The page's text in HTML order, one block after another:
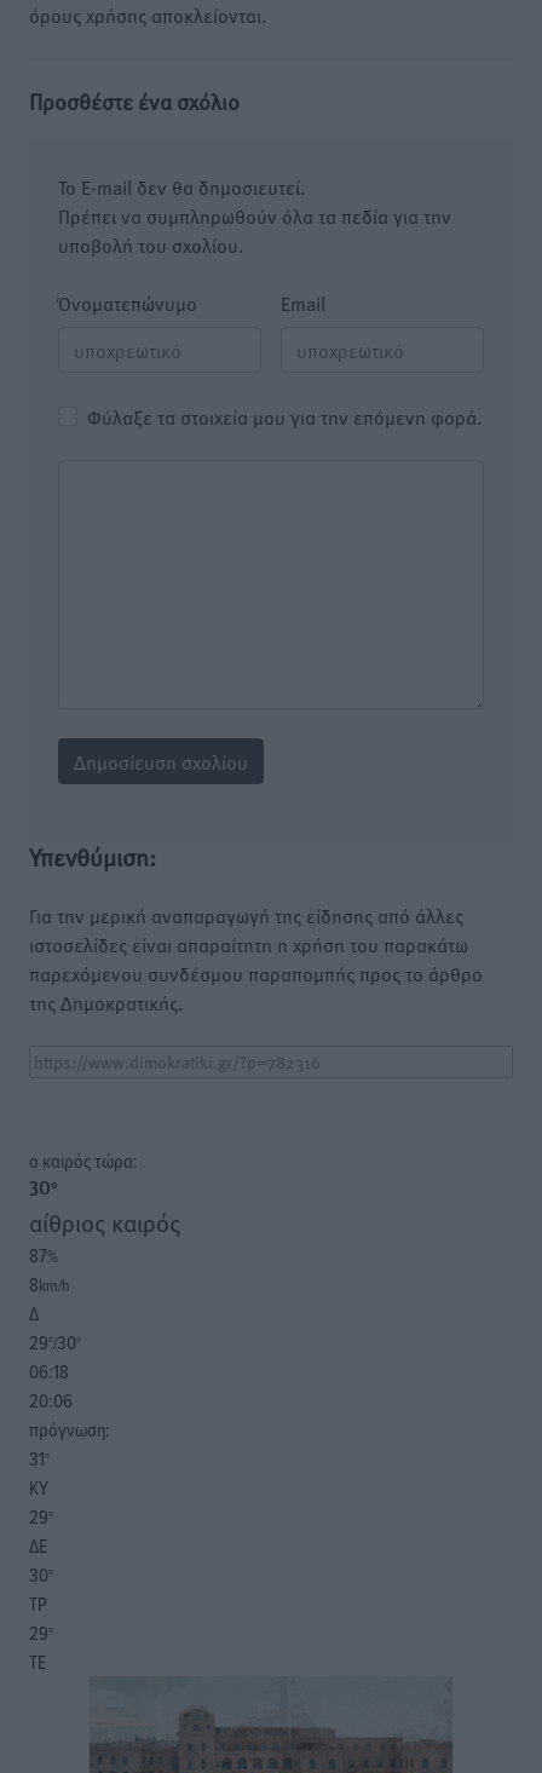
όρους χρήσης αποκλείονται.
Προσθέστε ένα σχόλιο
Το E-mail δεν θα δημοσιευτεί.
Πρέπει να συμπληρωθούν όλα τα πεδία για την
υποβολή του σχολίου.
Όνοματεπώνυμο Email
Φύλαξε τα στοιχεία μου για την επόμενη φορά.
Υπενθύμιση:
Για την μερική αναπαραγωγή της είδησης από άλλες
ιστοσελίδες είναι απαραίτητη η χρήση του παρακάτω
παρεχόμενου συνδέσμου παραπομπής προς το άρθρο
της Δημοκρατικής.
o καιρός τώρα:
30°
αίθριος καιρός
87%
8km/h
Δ
29°/30°
06:18
20:06
πρόγνωση:
31°
ΚΥ
29°
ΔΕ
30°
ΤΡ
29°
ΤΕ